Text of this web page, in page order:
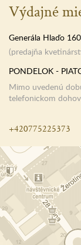
Výdajné
Generála Hlaďo
(predajňa
PONDELOK -
Mimo uvedenú
telefonickom
+420775225373